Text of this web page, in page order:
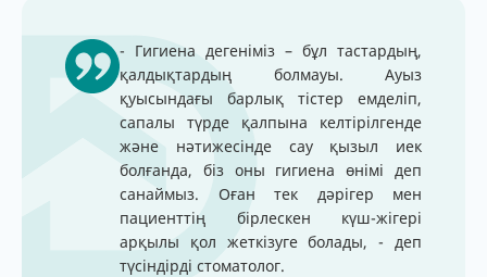
- Гигиена дегеніміз – бұл тастардың,
қалдықтардың болмауы. Ауыз
қуысындағы барлық тістер емделіп,
сапалы түрде қалпына келтірілгенде
және нәтижесінде сау қызыл иек
болғанда, біз оны гигиена өнімі деп
санаймыз. Оған тек дәрігер мен
пациенттің бірлескен күш-жігері
арқылы қол жеткізуге болады, - деп
түсіндірді стоматолог.